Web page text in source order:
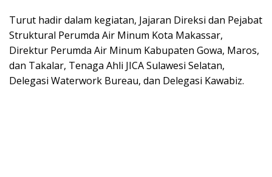
Turut hadir dalam kegiatan, Jajaran Direksi dan Pejabat
Struktural Perumda Air Minum Kota Makassar,
Direktur Perumda Air Minum Kabupaten Gowa, Maros,
dan Takalar, Tenaga Ahli JICA Sulawesi Selatan,
Delegasi Waterwork Bureau, dan Delegasi Kawabiz.